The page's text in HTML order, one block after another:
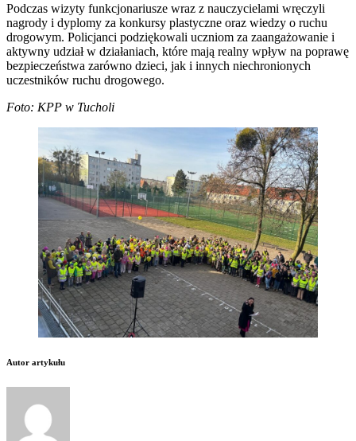
Podczas wizyty funkcjonariusze wraz z nauczycielami wręczyli
nagrody i dyplomy za konkursy plastyczne oraz wiedzy o ruchu
drogowym. Policjanci podziękowali uczniom za zaangażowanie i
aktywny udział w działaniach, które mają realny wpływ na poprawę
bezpieczeństwa zarówno dzieci, jak i innych niechronionych
uczestników ruchu drogowego.
Foto: KPP w Tucholi
Autor artykułu